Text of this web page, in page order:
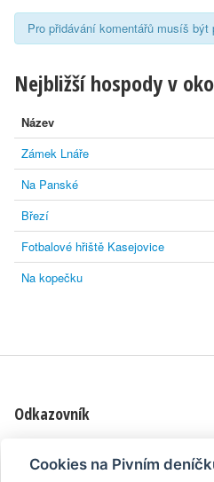
Pro přidávání komentářů musíš být
Nejbližší hospody v
Název
Zámek Lnáře
Na Panské
Březí
Fotbalové hřiště Kasejovice
Na kopečku
Odkazovník
Blog Nápady & připomínky | Aplikace
Cookies na Pivním